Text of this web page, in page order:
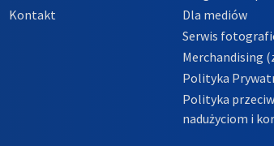
Kontakt
Dla mediów
Serwis
Merchandising
Polityka
Polityka
nadużyciom i